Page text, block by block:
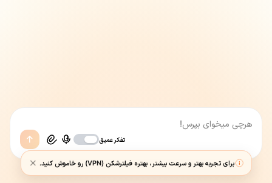
برای تجربه بهتر و سرعت بیشتر، بهتره فیلترشکن (VPN) رو خاموش کنید.
تفکر عمیق
هوش مصنوعی ممکن است اشتباه کند؛ اطلاعات مهم را بررسی کنید.